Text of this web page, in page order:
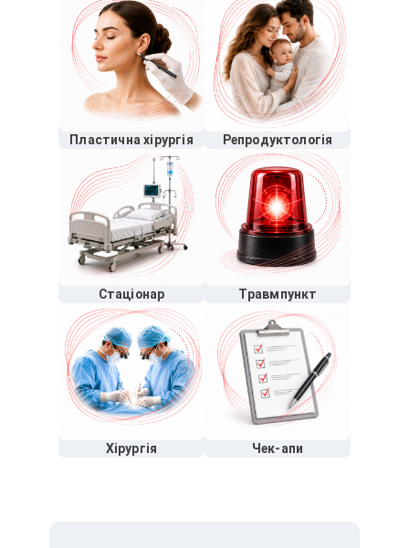
Пластична хірургія Репродуктологія
Стаціонар Травмпункт
Хірургія Чек-апи